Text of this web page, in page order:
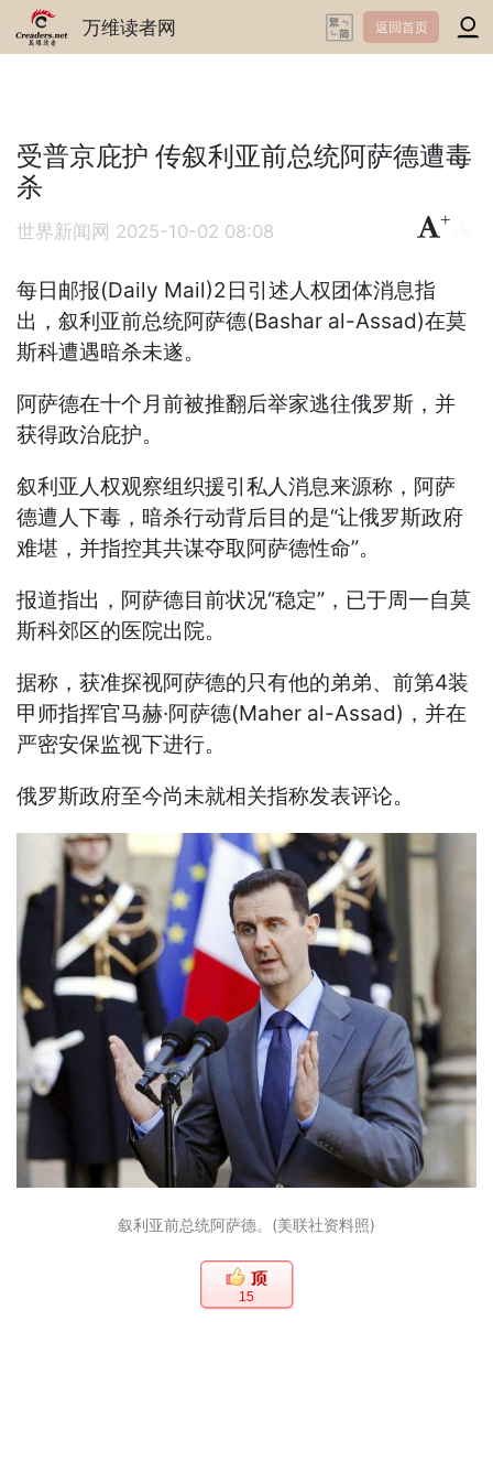
万维读者网 返回首页
受普京庇护 传叙利亚前总统阿萨德遭毒
杀
世界新闻网 2025-10-02 08:08
+
每日邮报(Daily Mail)2日引述人权团体消息指
出，叙利亚前总统阿萨德(Bashar al-Assad)在莫
斯科遭遇暗杀未遂。
阿萨德在十个月前被推翻后举家逃往俄罗斯，并
获得政治庇护。
叙利亚人权观察组织援引私人消息来源称，阿萨
德遭人下毒，暗杀行动背后目的是“让俄罗斯政府
难堪，并指控其共谋夺取阿萨德性命”。
报道指出，阿萨德目前状况“稳定”，已于周一自莫
斯科郊区的医院出院。
据称，获准探视阿萨德的只有他的弟弟、前第4装
甲师指挥官马赫·阿萨德(Maher al-Assad)，并在
严密安保监视下进行。
俄罗斯政府至今尚未就相关指称发表评论。
叙利亚前总统阿萨德。(美联社资料照)
15